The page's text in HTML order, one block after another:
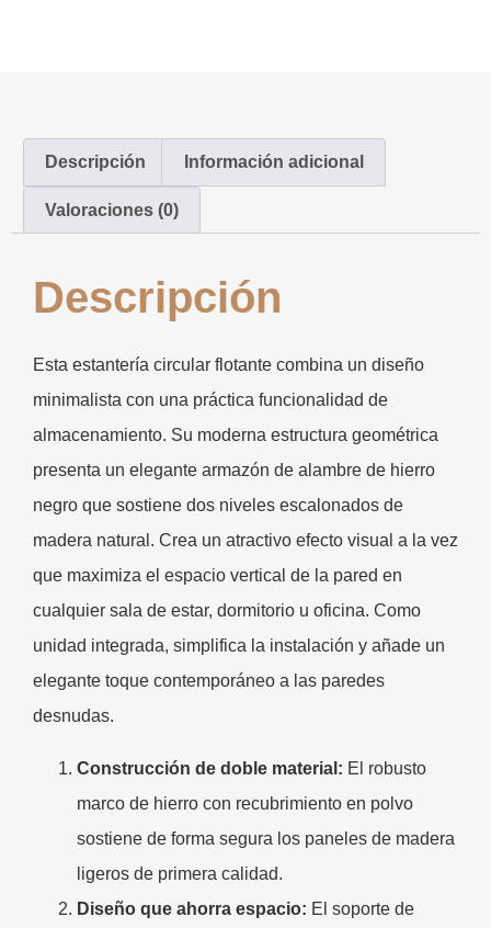
Descripción Información adicional
Valoraciones (0)
Descripción
Esta estantería circular flotante combina un diseño
minimalista con una práctica funcionalidad de
almacenamiento. Su moderna estructura geométrica
presenta un elegante armazón de alambre de hierro
negro que sostiene dos niveles escalonados de
madera natural. Crea un atractivo efecto visual a la vez
que maximiza el espacio vertical de la pared en
cualquier sala de estar, dormitorio u oficina. Como
unidad integrada, simplifica la instalación y añade un
elegante toque contemporáneo a las paredes
desnudas.
Construcción de doble material: El robusto
marco de hierro con recubrimiento en polvo
sostiene de forma segura los paneles de madera
ligeros de primera calidad.
Diseño que ahorra espacio: El soporte de